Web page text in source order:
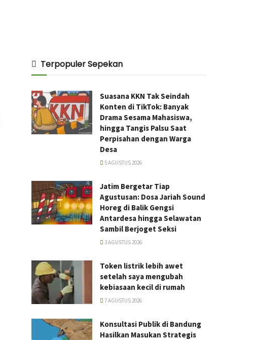
Terpopuler Sepekan
Suasana KKN Tak Seindah
Konten di TikTok: Banyak
Drama Sesama Mahasiswa,
hingga Tangis Palsu Saat
Perpisahan dengan Warga
Desa
5 AGUSTUS 2026
Jatim Bergetar Tiap
Agustusan: Dosa Jariah Sound
Horeg di Balik Gengsi
Antardesa hingga Selawatan
Sambil Berjoget Seksi
3 AGUSTUS 2026
Token listrik lebih awet
setelah saya mengubah
kebiasaan kecil di rumah
7 AGUSTUS 2026
Konsultasi Publik di Bandung
Hasilkan Masukan Strategis